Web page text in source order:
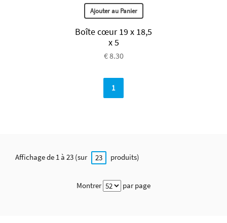
Ajouter au Panier
Boîte cœur 19 x 18,5
x 5
€ 8.30
1
Affichage de 1 à 23 (sur 23 produits)
Montrer par page